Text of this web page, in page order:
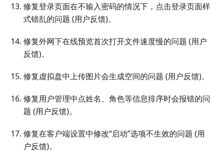
修复登录页面在不输入密码的情况下，点击登录页面样
式错乱的问题 (用户反馈)。
修复外网下在线预览首次打开文件速度慢的问题 (用户
反馈)。
修复虚拟盘中上传图片会生成空间的问题 (用户反馈)。
修复用户管理中点姓名、角色等信息排序时会报错的问
题 (用户反馈)。
修复在客户端设置中修改“启动”选项不生效的问题 (用
户反馈)。